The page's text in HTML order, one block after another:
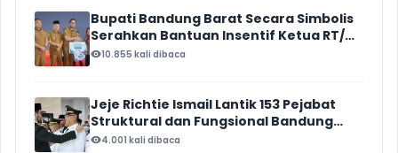
Bupati Bandung Barat Secara Simbolis
Serahkan Bantuan Insentif Ketua RT/
RW, Total Anggaran Mencapai Rp16
10.855 kali dibaca
Jeje Richtie Ismail Lantik 153 Pejabat
Struktural dan Fungsional Bandung
Barat
4.001 kali dibaca